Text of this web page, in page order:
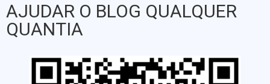
AJUDAR O BLOG QUALQUER
QUANTIA